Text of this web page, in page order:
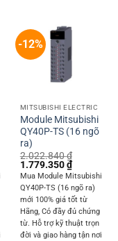
₫.
-12%
MITSUBISHI ELECTRIC
Module Mitsubishi
QY40P-TS (16 ngõ
ra)
2.022.840₫
Original
price
was:
2.022.840 ₫.
1.779.350₫Current
price
is:
1.779.350
Mua Module Mitsubishi
QY40P-TS (16 ngõ ra)
mới 100% giá tốt từ
Hãng, Có đầy đủ chứng
từ. Hỗ trợ kỹ thuật trọn
đời và giao hàng tận nơi